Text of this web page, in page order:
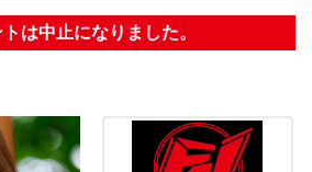
は中止になりました。